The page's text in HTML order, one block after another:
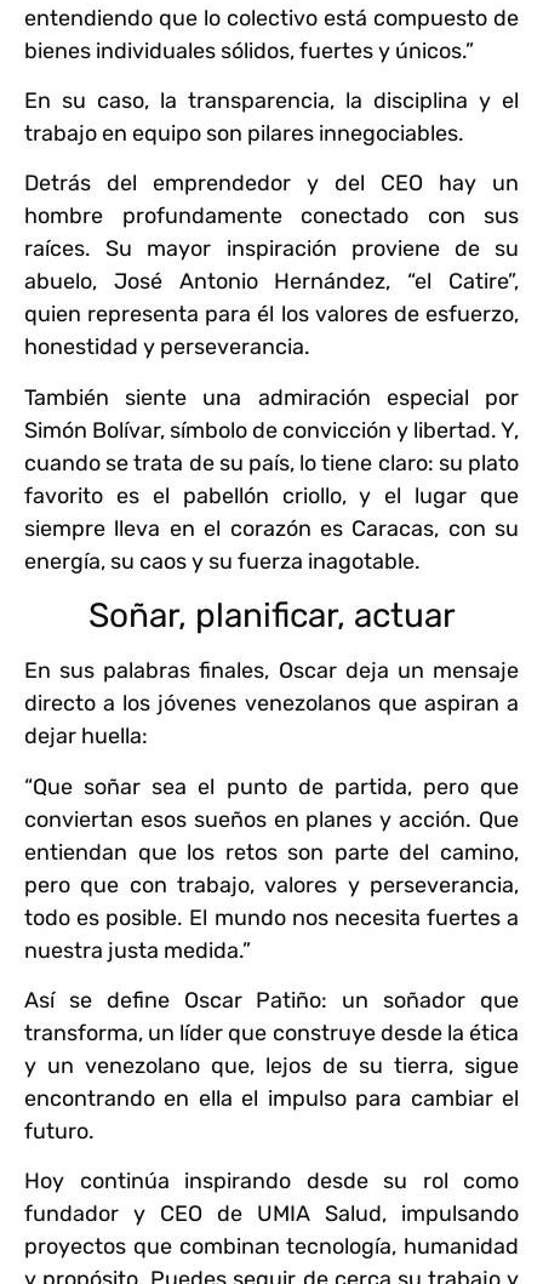
entendiendo que lo colectivo está compuesto de
bienes individuales sólidos, fuertes y únicos.”
En su caso, la transparencia, la disciplina y el
trabajo en equipo son pilares innegociables.
Detrás del emprendedor y del CEO hay un
hombre profundamente conectado con sus
raíces. Su mayor inspiración proviene de su
abuelo, José Antonio Hernández, “el Catire”,
quien representa para él los valores de esfuerzo,
honestidad y perseverancia.
También siente una admiración especial por
Simón Bolívar, símbolo de convicción y libertad. Y,
cuando se trata de su país, lo tiene claro: su plato
favorito es el pabellón criollo, y el lugar que
siempre lleva en el corazón es Caracas, con su
energía, su caos y su fuerza inagotable.
Soñar, planificar, actuar
En sus palabras finales, Oscar deja un mensaje
directo a los jóvenes venezolanos que aspiran a
dejar huella:
“Que soñar sea el punto de partida, pero que
conviertan esos sueños en planes y acción. Que
entiendan que los retos son parte del camino,
pero que con trabajo, valores y perseverancia,
todo es posible. El mundo nos necesita fuertes a
nuestra justa medida.”
Así se define Oscar Patiño: un soñador que
transforma, un líder que construye desde la ética
y un venezolano que, lejos de su tierra, sigue
encontrando en ella el impulso para cambiar el
futuro.
Hoy continúa inspirando desde su rol como
fundador y CEO de UMIA Salud, impulsando
proyectos que combinan tecnología, humanidad